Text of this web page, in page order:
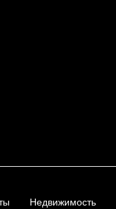
Недвижимость